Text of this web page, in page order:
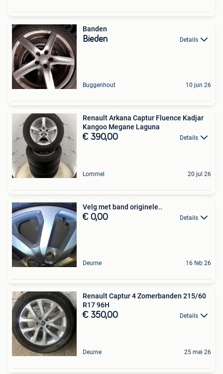
Banden
Bieden Details
Buggenhout 10 jun 26
Renault Arkana Captur Fluence Kadjar
Kangoo Megane Laguna
€ 390,00 Details
Lommel 20 jul 26
Velg met band originele..
€ 0,00 Details
Deurne 16 feb 26
Renault Captur 4 Zomerbanden 215/60
R17 96H
€ 350,00 Details
Deurne 25 mei 26